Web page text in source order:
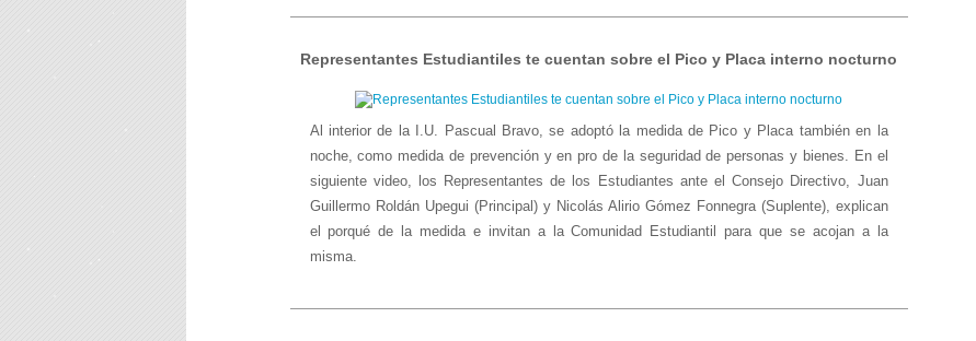
Representantes Estudiantiles te cuentan sobre el Pico y Placa interno nocturno
Al interior de la I.U. Pascual Bravo, se adoptó la medida de Pico y Placa también en la
noche, como medida de prevención y en pro de la seguridad de personas y bienes. En el
siguiente video, los Representantes de los Estudiantes ante el Consejo Directivo, Juan
Guillermo Roldán Upegui (Principal) y Nicolás Alirio Gómez Fonnegra (Suplente), explican
el porqué de la medida e invitan a la Comunidad Estudiantil para que se acojan a la
misma.